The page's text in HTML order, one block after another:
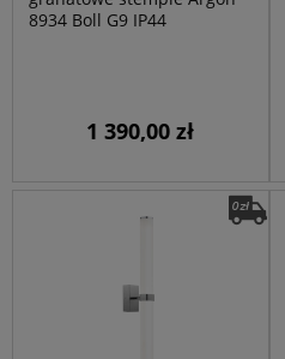
8934 Boll G9 IP44
1 390,00 zł